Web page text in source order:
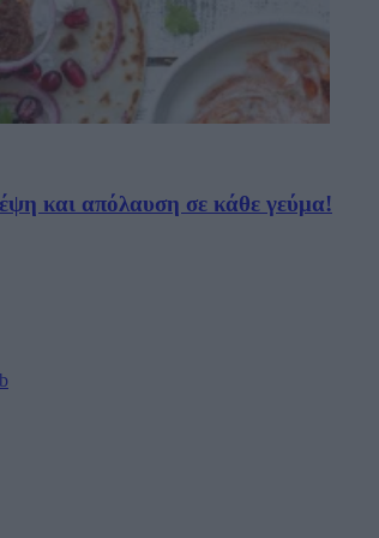
και απόλαυση σε κάθε γεύμα!